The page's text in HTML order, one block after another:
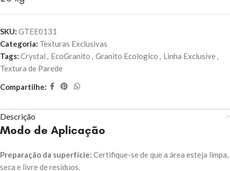
SKU: GTEE0131
Categoria: Texturas Exclusivas
Tags: Crystal , EcoGranito , Granito Ecologico , Linha Exclusive,
Textura de Parede
Compartilhe:
Descrição
Modo de Aplicação
Preparação da superfície: Certifique-se de que a área esteja limpa,
seca e livre de resíduos.